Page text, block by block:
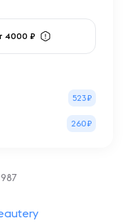
4000 ₽
523₽
260₽